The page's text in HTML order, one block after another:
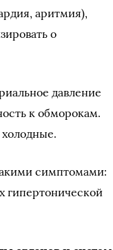
аритмия),
о
давление
к обморокам.
симптомами:
гипертонической